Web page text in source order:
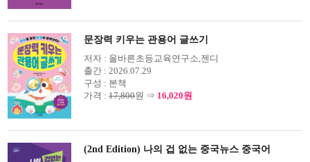
문장력 키우는 관용어 글쓰기
저자 : 올바른초등교육연구소,젠디
출간 : 2026.07.29
구성 : 본책
가격 : 17,800원 ⇒ 16,020원
(2nd Edition) 나의 겁 없는 중국뉴스 중국어